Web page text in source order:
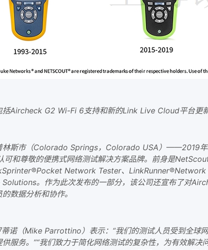
括Aircheck G2 Wi-Fi 6支持和新的Link Live Cloud平台更
林斯市（Colorado Springs，Colorado USA）——2019
可和尊敬的便携式网络测试解决方案品牌。前身是
Network Tester、
。作为此次发布的一部分，该公司还宣布了对
数据分析和协作。
诺（Mike Parrottino）表示：“我们的测试人员受到全球
服务。”“我们致力于简化网络测试的复杂性，为有效解